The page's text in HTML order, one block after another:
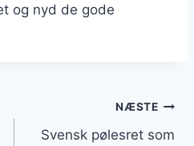
og nyd de gode
NÆSTE
Svensk pølesret som